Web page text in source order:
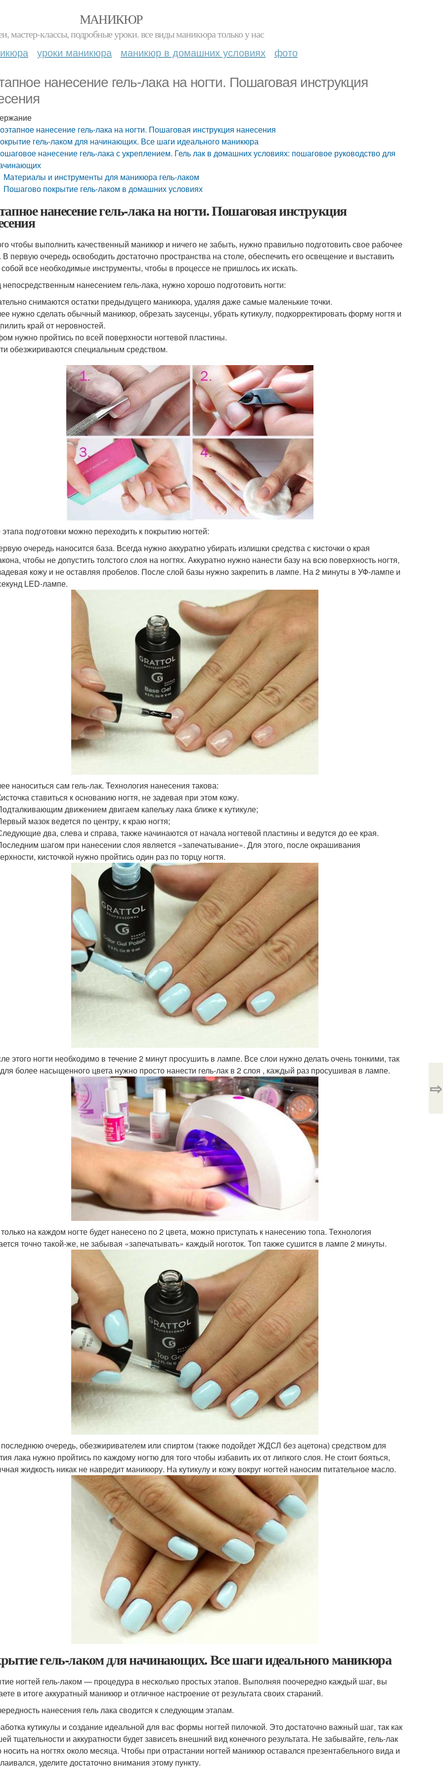
МАНИКЮР
мастер-классы, подробные уроки. все виды маникюра только у нас
уроки маникюра маникюр в домашних условиях фото
нанесение гель-лака на ногти. Пошаговая инструкция
нанесение гель-лака на ногти. Пошаговая инструкция нанесения
гель-лаком для начинающих. Все шаги идеального маникюра
нанесение гель-лака с укреплением. Гель лак в домашних условиях: пошаговое руководство для
Материалы и инструменты для маникюра гель-лаком
Пошагово покрытие гель-лаком в домашних условиях
нанесение гель-лака на ногти. Пошаговая инструкция
чтобы выполнить качественный маникюр и ничего не забыть, нужно правильно подготовить свое рабочее
В первую очередь освободить достаточно пространства на столе, обеспечить его освещение и выставить
все необходимые инструменты, чтобы в процессе не пришлось их искать.
нанесением гель-лака, нужно хорошо подготовить ногти:
снимаются остатки предыдущего маникюра, удаляя даже самые маленькие точки.
нужно сделать обычный маникюр, обрезать заусенцы, убрать кутикулу, подкорректировать форму ногтя и
край от неровностей.
нужно пройтись по всей поверхности ногтевой пластины.
обезжириваются специальным средством.
подготовки можно переходить к покрытию ногтей:
очередь наносится база. Всегда нужно аккуратно убирать излишки средства с кисточки о края
чтобы не допустить толстого слоя на ногтях. Аккуратно нужно нанести базу на всю поверхность ногтя,
кожу и не оставляя пробелов. После слой базы нужно закрепить в лампе. На 2 минуты в УФ-лампе и
LED-лампе.
наноситься сам гель-лак. Технология нанесения такова:
ставиться к основанию ногтя, не задевая при этом кожу.
движением двигаем капельку лака ближе к кутикуле;
мазок ведется по центру, к краю ногтя;
два, слева и справа, также начинаются от начала ногтевой пластины и ведутся до ее края.
шагом при нанесении слоя является «запечатывание». Для этого, после окрашивания
кисточкой нужно пройтись один раз по торцу ногтя.
этого ногти необходимо в течение 2 минут просушить в лампе. Все слои нужно делать очень тонкими, так
для более насыщенного цвета нужно просто нанести гель-лак в 2 слоя , каждый раз просушивая в лампе.
на каждом ногте будет нанесено по 2 цвета, можно приступать к нанесению топа. Технология
точно такой-же, не забывая «запечатывать» каждый ноготок. Топ также сушится в лампе 2 минуты.
очередь, обезжиривателем или спиртом (также подойдет ЖДСЛ без ацетона) средством для
лака нужно пройтись по каждому ногтю для того чтобы избавить их от липкого слоя. Не стоит бояться,
жидкость никак не навредит маникюру. На кутикулу и кожу вокруг ногтей наносим питательное масло.
гель-лаком для начинающих. Все шаги идеального маникюра
ногтей гель-лаком — процедура в несколько простых этапов. Выполняя поочередно каждый шаг, вы
в итоге аккуратный маникюр и отличное настроение от результата своих стараний.
нанесения гель лака сводится к следующим этапам.
кутикулы и создание идеальной для вас формы ногтей пилочкой. Это достаточно важный шаг, так как
тщательности и аккуратности будет зависеть внешний вид конечного результата. Не забывайте, гель-лак
на ногтях около месяца. Чтобы при отрастании ногтей маникюр оставался презентабельного вида и
уделите достаточно внимания этому пункту.
⇨